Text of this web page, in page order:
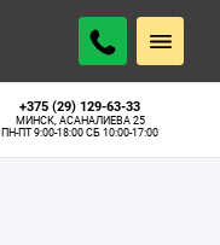
+375 (29) 129-63-33
МИНСК, АСАНАЛИЕВА 25
ПН-ПТ 9:00-18:00 СБ 10:00-17:00